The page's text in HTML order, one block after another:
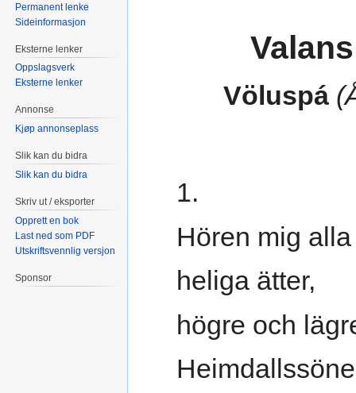
Völuspá
1.
Hören mig alla
heliga ätter,
högre och
Permanent lenke
Sideinformasjon
Eksterne lenker
Oppslagsverk
Eksterne lenker
Annonse
Kjøp annonseplass
Slik kan du bidra
Slik kan du bidra
Skriv ut / eksporter
Opprett en bok
Last ned som PDF
Utskriftsvennlig versjon
Sponsor